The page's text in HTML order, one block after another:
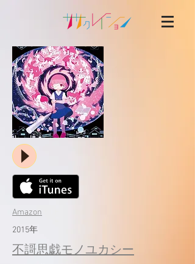
Amazon
​2015年
不謌思戯モノユカシー